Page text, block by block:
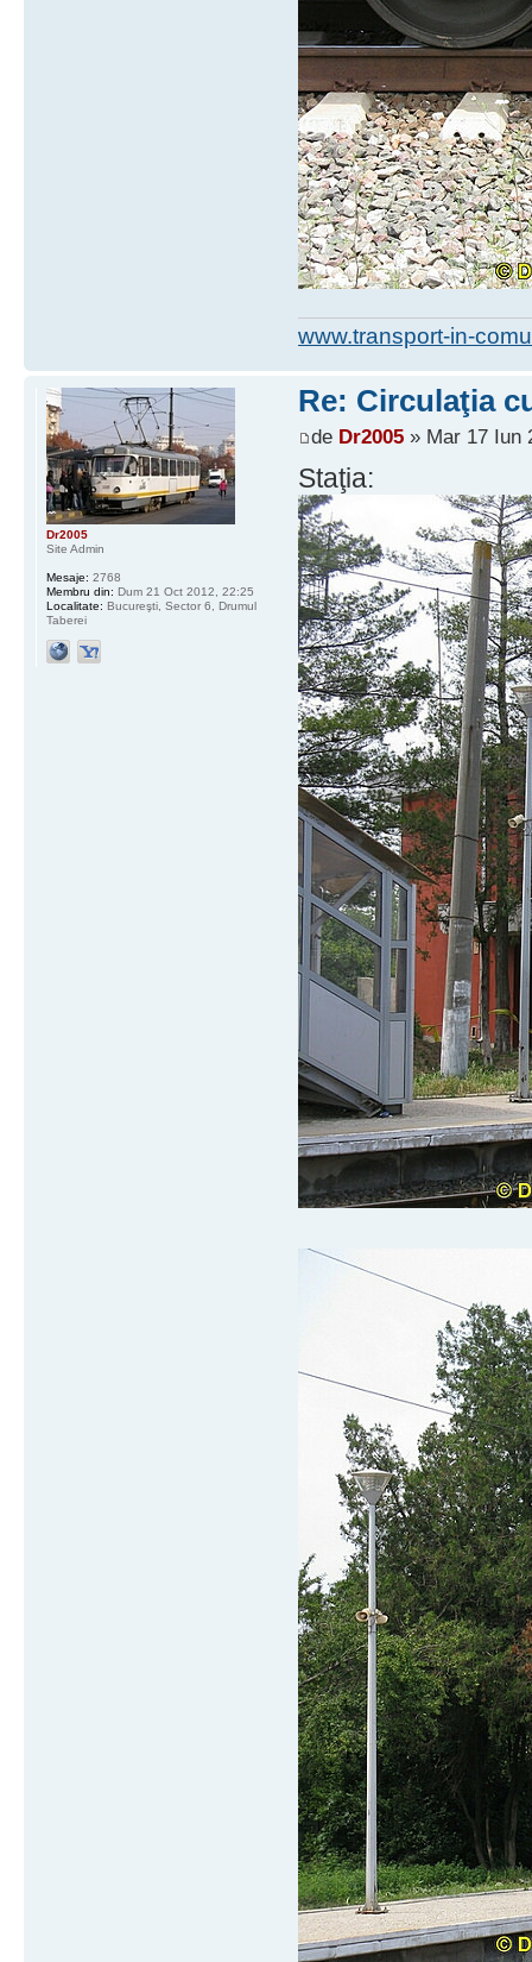
www.transport-in-
Re: Circulaţia
de Dr2005» Mar 17 Iun
Staţia:
Dr2005
Site Admin
Mesaje: 2768
Membru din: Dum 21 Oct 2012, 22:25
Localitate: Bucureşti, Sector 6, Drumul
Taberei